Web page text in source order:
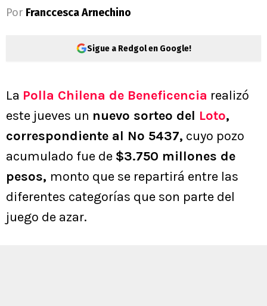
Por Franccesca Arnechino
Sigue a Redgol en Google!
La Polla Chilena de Beneficencia realizó
este jueves un nuevo sorteo del Loto,
correspondiente al Nº 5437, cuyo pozo
acumulado fue de $3.750 millones de
pesos, monto que se repartirá entre las
diferentes categorías que son parte del
juego de azar.